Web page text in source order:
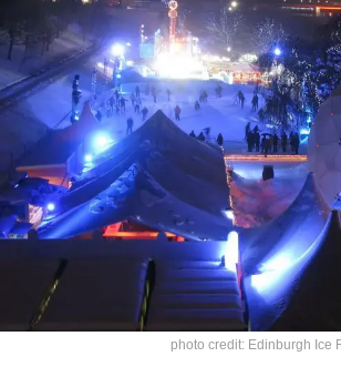
photo credit: Edinburgh Ice